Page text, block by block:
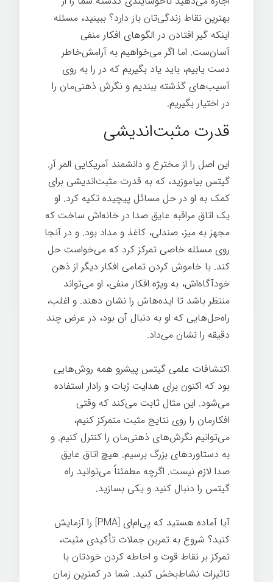
بهترین نقاط زندگی‌تان باز دارد؟ ببینید، مسئله
اینکه گیر افتادن در الگوهای افکار منفی
آسان‌ست. اما اگر می‌خواهیم به آرامش‌خاطر
دست یابیم، باید یاد بگیریم که در را به روی
آسیب‌های گذشته ببندیم و نگرش ذهنی‌مان را
در اختیار بگیریم.
قدرت مثبت‌اندیشی
این اصل را از مخترع و دانشمند آمریکایی المر آر.
گیتس بیاموزید، که به قدرت مثبت‌اندیشی برای
کمک به او در حل مسائل پیچیده تکیه کرد. او
یک اتاق مراقبه عایق صدا در خانه‌اش ساخت که
مجهز به میز، صندلی، کاغذ و مداد بود. و در آنجا
روی مسئله خاصی تمرکز کرد که می‌خواست حل
کند. با خاموش کردن تمامی افکار دیگر از ذهن
خودآگاه‌اش، به ویژه افکار منفی، او می‌تواند
منتظر باشد تا ایده‌هاش را نشان دهند. و اغلب،
راه‌حل‌هایی که او به دنبال آن بود، در عرض چند
دقیقه را نشان می‌داد.
اکتشافات علمی گیتس پیشرو همه روش‌هایی
بود که اکنون برای هدایت رُبات و رادار استفاده
می‌شود. این مثال ثابت می‌کند که وقتی
افکارمان را روی نتایج مثبت متمرکز کنیم،
می‌توانیم نگرش‌های ذهنی‌مان را کنترل کنیم. و
به دستاوردهای بزرگ برسیم. هیچ اتاق عایق
صدا لازم نیست. اگرچه مطمئناً می‌توانید راه
گیتس را دنبال کنید و یکی بسازید.
آیا آماده هستید که پی‌ام‌ای [PMA] را آزمایش
کنید؟ شروع به تمرین جملات تأکیدی مثبت،
تمرکز بر نقاط قوت و احاطه کردن خودتان با
تاثیرات نشاط‌بخش کنید. شما در کمترین زمان